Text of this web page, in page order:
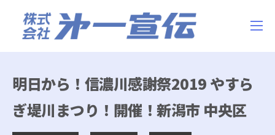
明日から！信濃川感謝祭2019 やすら
ぎ堤川まつり！開催！新潟市 中央区